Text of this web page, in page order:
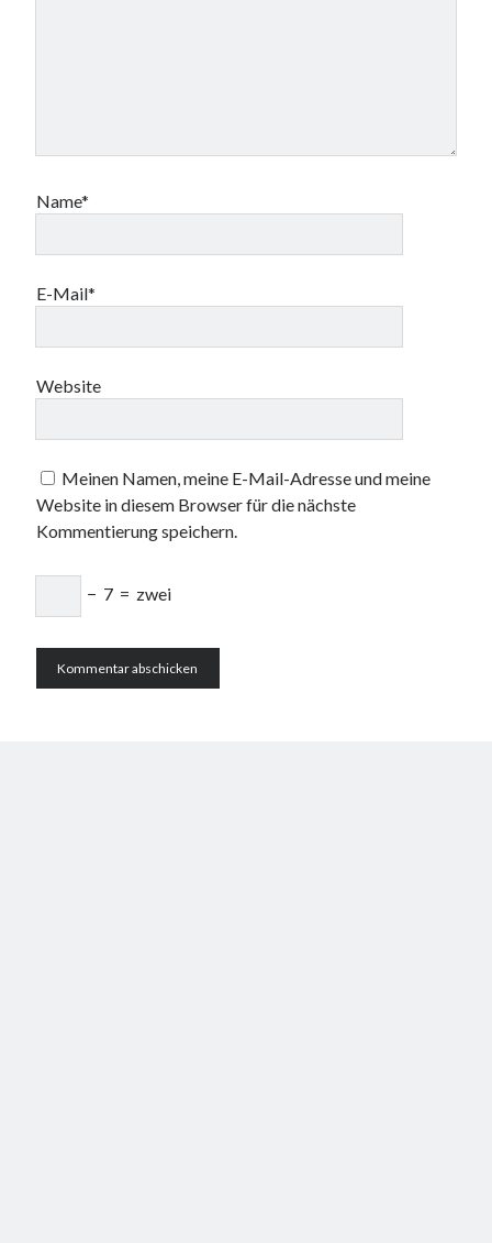
Name*
E-Mail*
Website
Meinen Namen, meine E-Mail-Adresse und meine
Website in diesem Browser für die nächste
Kommentierung speichern.
− 7 = zwei